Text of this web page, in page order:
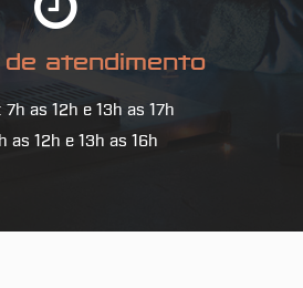
de atendimento
7h as 12h e 13h as 17h
as 12h e 13h as 16h